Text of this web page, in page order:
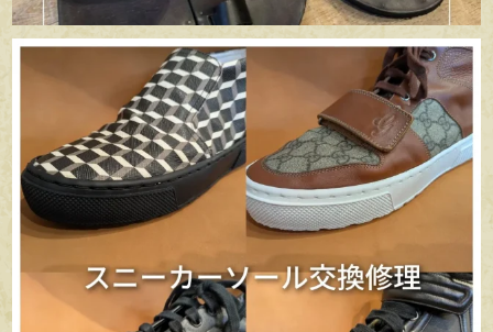
apego_handmade_shoemaker
6月 29